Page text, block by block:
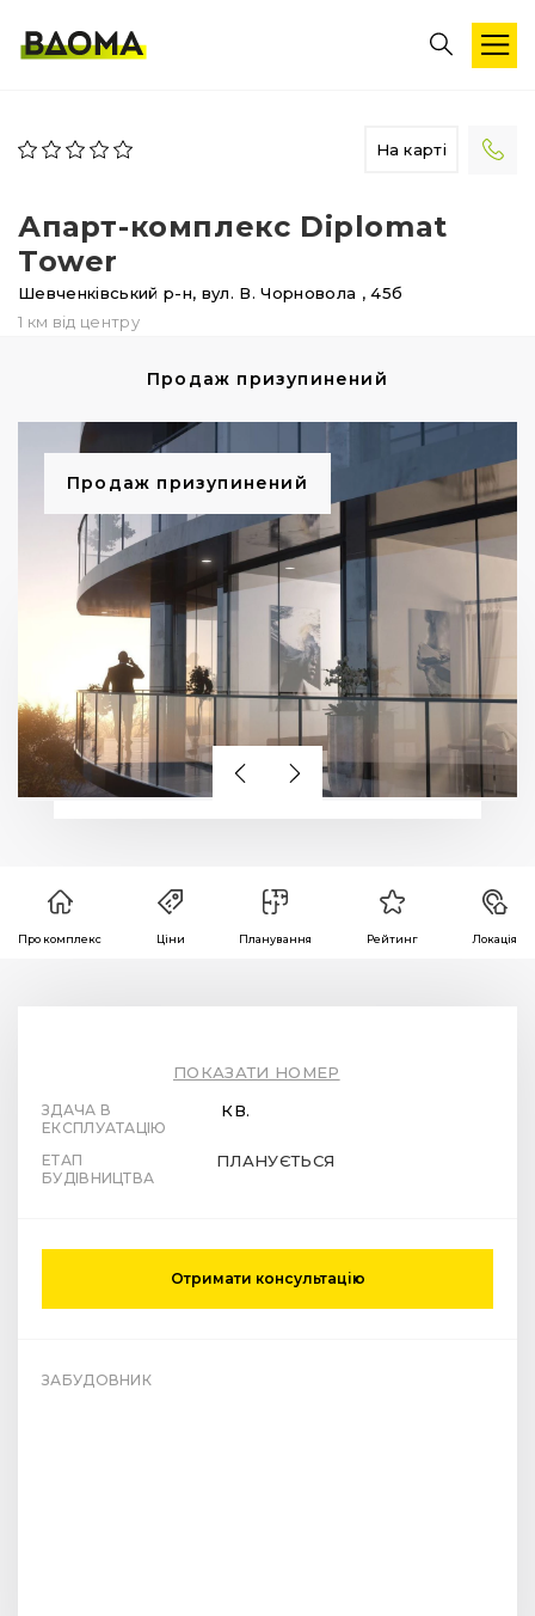
На карті
Апарт-комплекс Diplomat
Tower
Шевченківський р-н, вул. В. Чорновола , 45б
1 км від центру
Продаж призупинений
Продаж призупинений
Про комплекс Ціни Планування Рейтинг Локація
ПОКАЗАТИ НОМЕР
ЗДАЧА В
ЕКСПЛУАТАЦІЮ
КВ.
ЕТАП
БУДІВНИЦТВА
ПЛАНУЄТЬСЯ
Отримати консультацію
ЗАБУДОВНИК